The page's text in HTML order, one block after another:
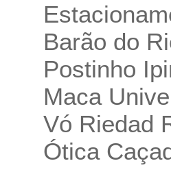
Barão do
Postinho
Maca
Vó Riedad
Ótica